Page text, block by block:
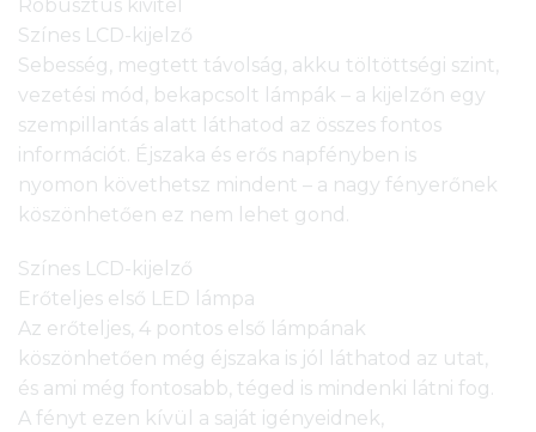
Robusztus kivitel
Színes LCD-kijelző
Sebesség, megtett távolság, akku töltöttségi szint,
vezetési mód, bekapcsolt lámpák – a kijelzőn egy
szempillantás alatt láthatod az összes fontos
információt. Éjszaka és erős napfényben is
nyomon követhetsz mindent – a nagy fényerőnek
köszönhetően ez nem lehet gond.
Színes LCD-kijelző
Erőteljes első LED lámpa
Az erőteljes, 4 pontos első lámpának
köszönhetően még éjszaka is jól láthatod az utat,
és ami még fontosabb, téged is mindenki látni fog.
A fényt ezen kívül a saját igényeidnek,